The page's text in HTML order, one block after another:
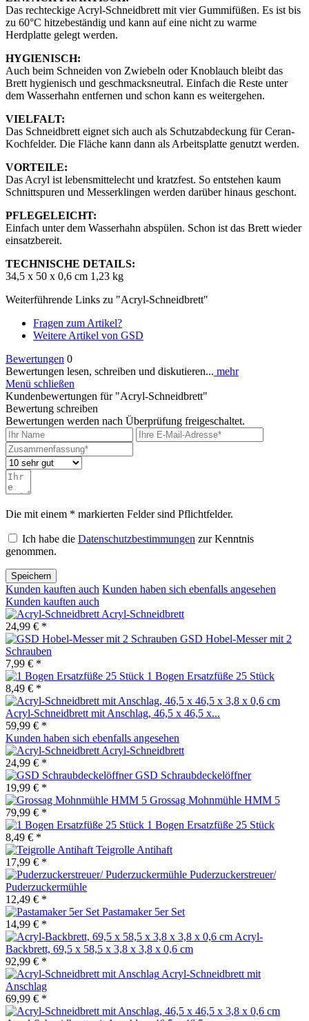
Das rechteckige Acryl-Schneidbrett mit vier Gummifüßen. Es ist bis
zu 60°C hitzebeständig und kann auf eine nicht zu warme
Herdplatte gelegt werden.
HYGIENISCH:
Auch beim Schneiden von Zwiebeln oder Knoblauch bleibt das
Brett hygienisch und geschmacksneutral. Einfach die Reste unter
dem Wasserhahn entfernen und schon kann es weitergehen.
VIELFALT:
Das Schneidbrett eignet sich auch als Schutzabdeckung für Ceran-
Kochfelder. Die Fläche kann dann als Arbeitsplatte genutzt werden.
VORTEILE:
Das Acryl ist lebensmittelecht und kratzfest. So entstehen kaum
Schnittspuren und Messerklingen werden darüber hinaus geschont.
PFLEGELEICHT:
Einfach unter dem Wasserhahn abspülen. Schon ist das Brett wieder
einsatzbereit.
TECHNISCHE DETAILS:
34,5 x 50 x 0,6 cm 1,23 kg
Weiterführende Links zu "Acryl-Schneidbrett"
Fragen zum Artikel?
Weitere Artikel von GSD
Bewertungen 0
Bewertungen lesen, schreiben und diskutieren... mehr
Menü schließen
Kundenbewertungen für "Acryl-Schneidbrett"
Bewertung schreiben
Bewertungen werden nach Überprüfung freigeschaltet.
Die mit einem * markierten Felder sind Pflichtfelder.
Ich habe die Datenschutzbestimmungen zur Kenntnis
genommen.
Speichern
Kunden kauften auch Kunden haben sich ebenfalls angesehen
Kunden kauften auch
Acryl-Schneidbrett
24,99 € *
GSD Hobel-Messer mit 2
Schrauben
7,99 € *
1 Bogen Ersatzfüße 25 Stück
8,49 € *
Acryl-Schneidbrett mit Anschlag, 46,5 x 46,5 x...
59,99 € *
Kunden haben sich ebenfalls angesehen
Acryl-Schneidbrett
24,99 € *
GSD Schraubdeckelöffner
19,99 € *
Grossag Mohnmühle HMM 5
79,99 € *
1 Bogen Ersatzfüße 25 Stück
8,49 € *
Teigrolle Antihaft
17,99 € *
Puderzuckerstreuer/
Puderzuckermühle
12,49 € *
Pastamaker 5er Set
14,99 € *
Acryl-
Backbrett, 69,5 x 58,5 x 3,8 x 3,8 x 0,6 cm
92,99 € *
Acryl-Schneidbrett mit
Anschlag
69,99 € *